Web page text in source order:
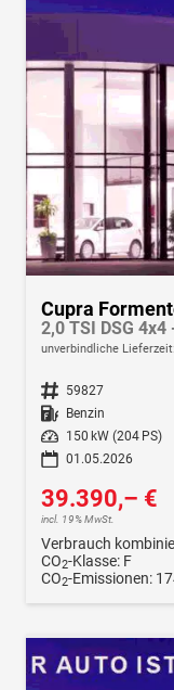
Cupra
2,0 TSI DSG 4x4
unverbindliche Lieferzeit:
Fahrzeugnr. 59827
Kraftstoff Benzin
Leistung
150 kW (204 PS)
01.05.2026
39.390,– €
incl. 19% MwSt.
Verbrauch
CO2-Klasse: F
CO2-Emissionen: